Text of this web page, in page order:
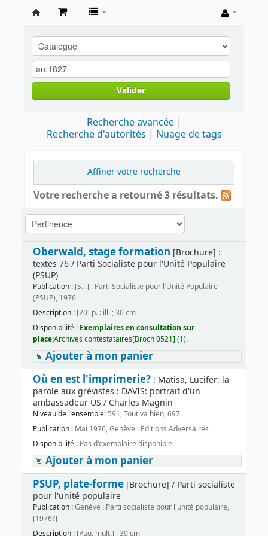
contestataires
Valider
Recherche avancée
Recherche d'autorités
Nuage de tags
Affiner votre recherche
Votre recherche a retourné 3 résultats.
Oberwald, stage formation [Brochure] :
textes 76 / Parti Socialiste pour l'Unité Populaire
(PSUP)
Publication : [S.l.] : Parti Socialiste pour l'Unité Populaire
(PSUP), 1976
Description : [20] p. : ill. ; 30 cm
Disponibilité : Exemplaires en consultation sur
place:Archives contestataires[Broch 0521] (1).
Ajouter à mon panier
Où en est l'imprimerie?: Matisa, Lucifer: la
parole aux grévistes : DAVIS: portrait d'un
ambassadeur US / Charles Magnin
Niveau de l'ensemble: 591, Tout va bien, 697
Publication : Mai 1976, Genève : Editions Adversaires
Disponibilité : Pas d'exemplaire disponible
Ajouter à mon panier
PSUP, plate-forme[Brochure] / Parti socialiste
pour l'unité populaire
Publication :Genève : Parti socialiste pour l'unité populaire,
[1976?]
Description : [Pag. mult.] ; 30 cm